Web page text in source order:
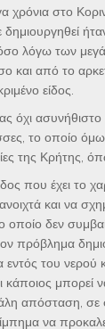
χρόνια στο
λόγω των
και από το
είδος.
όχι
το οποίο
της Κρήτης,
που έχει το
και να
οποίο δεν
πρόβλημα
εντός του
κάποιος μπορεί
απόσταση, σε
να